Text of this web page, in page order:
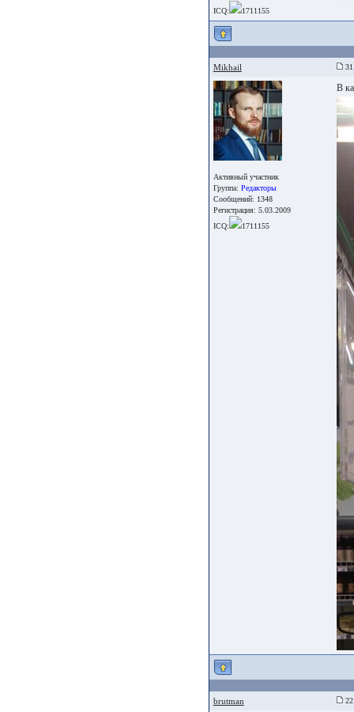
ICQ:
1711155
Mikhail 31
Активный участник
Группа: Редакторы
Сообщений: 1348
Регистрация: 5.03.2009
ICQ:
1711155
В
brutman 22